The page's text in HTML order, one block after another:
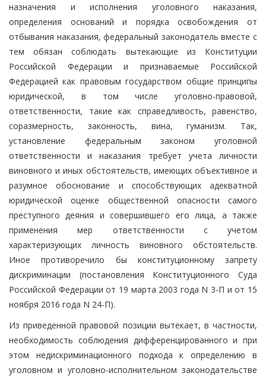
назначения и исполнения уголовного наказания,
определения оснований и порядка освобождения от
отбывания наказания, федеральный законодатель вместе с
тем обязан соблюдать вытекающие из Конституции
Российской Федерации и признаваемые Российской
Федерацией как правовым государством общие принципы
юридической, в том числе уголовно-правовой,
ответственности, такие как справедливость, равенство,
соразмерность, законность, вина, гуманизм. Так,
установление федеральным законом уголовной
ответственности и наказания требует учета личности
виновного и иных обстоятельств, имеющих объективное и
разумное обоснование и способствующих адекватной
юридической оценке общественной опасности самого
преступного деяния и совершившего его лица, а также
применения мер ответственности с учетом
характеризующих личность виновного обстоятельств.
Иное противоречило бы конституционному запрету
дискриминации (постановления Конституционного Суда
Российской Федерации от 19 марта 2003 года N 3-П и от 15
ноября 2016 года N 24-П).
Из приведенной правовой позиции вытекает, в частности,
необходимость соблюдения дифференцированного и при
этом недискриминационного подхода к определению в
уголовном и уголовно-исполнительном законодательстве